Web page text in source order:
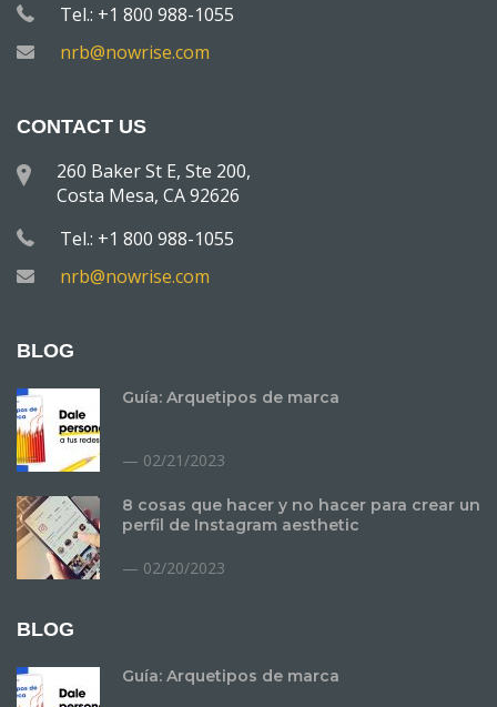
Tel.: +1 800 988-1055
nrb@nowrise.com
CONTACT US
260 Baker St E, Ste 200,
Costa Mesa, CA 92626
Tel.: +1 800 988-1055
nrb@nowrise.com
BLOG
Guía: Arquetipos de marca
02/21/2023
8 cosas que hacer y no hacer para crear un
perfil de Instagram aesthetic
02/20/2023
BLOG
Guía: Arquetipos de marca